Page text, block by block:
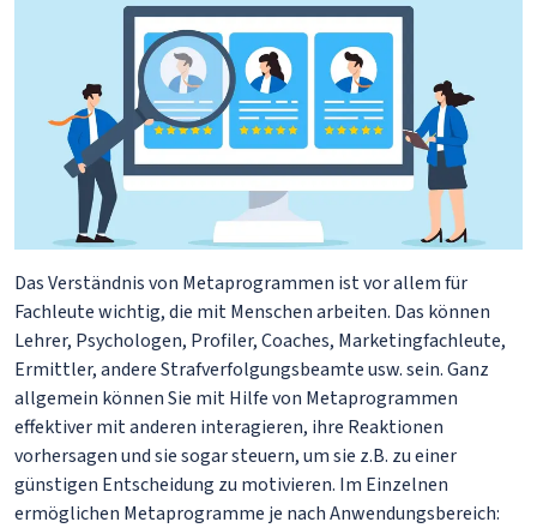
Das Verständnis von Metaprogrammen ist vor allem für
Fachleute wichtig, die mit Menschen arbeiten. Das können
Lehrer, Psychologen, Profiler, Coaches, Marketingfachleute,
Ermittler, andere Strafverfolgungsbeamte usw. sein. Ganz
allgemein können Sie mit Hilfe von Metaprogrammen
effektiver mit anderen interagieren, ihre Reaktionen
vorhersagen und sie sogar steuern, um sie z.B. zu einer
günstigen Entscheidung zu motivieren. Im Einzelnen
ermöglichen Metaprogramme je nach Anwendungsbereich: